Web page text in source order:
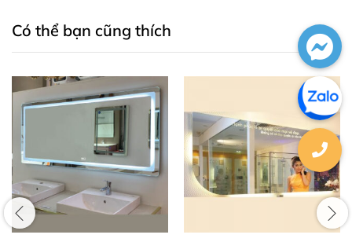
Có thể bạn cũng thích